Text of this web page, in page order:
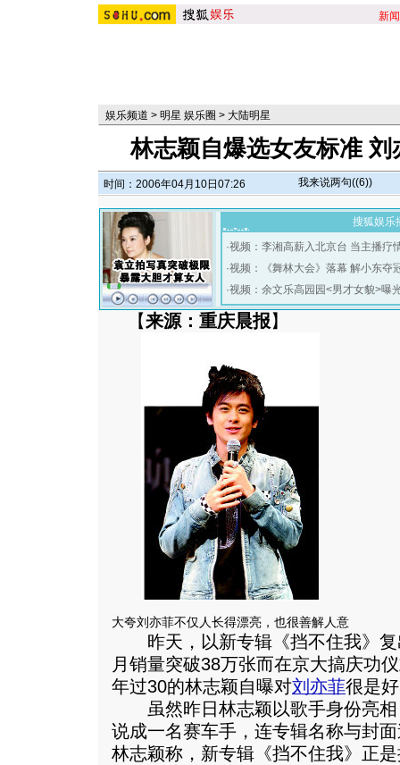
新闻
娱乐频道 > 明星 娱乐圈 > 大陆明星
林志颖自爆选女友标准
时间：2006年04月10日07:26 我来说两句((6))
搜狐娱乐
·视频：李湘高薪入北京台 当主播疗
·视频：《舞林大会》落幕 解小东夺
·视频：余文乐高园园<男才女貌>曝
【来源：重庆晨报】
大夸刘亦菲不仅人长得漂亮，也很善解人意
昨天，以新专辑《挡不住我》复
月销量突破38万张而在京大搞庆功
年过30的林志颖自曝对刘亦菲很是
虽然昨日林志颖以歌手身份亮相
说成一名赛车手，连专辑名称与封
林志颖称，新专辑《挡不住我》正